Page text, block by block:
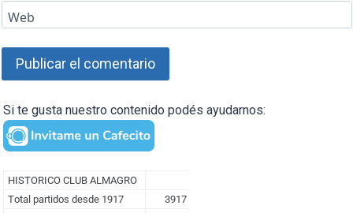
Web
Si te gusta nuestro contenido podés ayudarnos: